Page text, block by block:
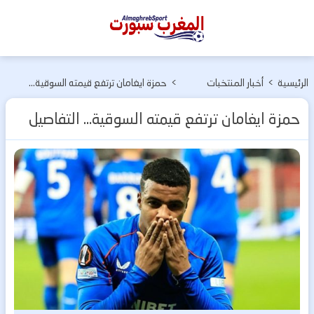
المغرب
الرئيسية > أخبار المنتخبات
> حمزة ايغامان ترتفع قيمته السوقية…
حمزة ايغامان ترتفع قيمته السوقية… التفاصيل